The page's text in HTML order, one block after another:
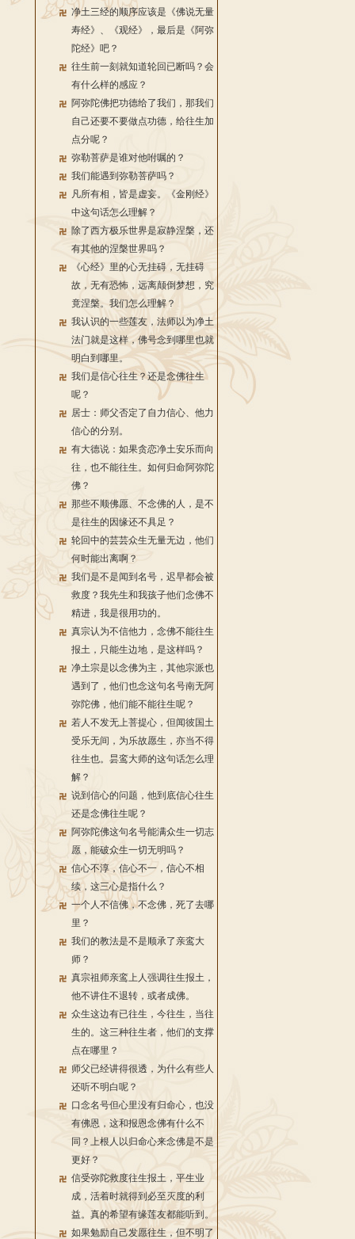
净土三经的顺序应该是《佛说无量
寿经》、《观经》，最后是《阿弥
陀经》吧？
往生前一刻就知道轮回已断吗？会
有什么样的感应？
阿弥陀佛把功德给了我们，那我们
自己还要不要做点功德，给往生加
点分呢？
弥勒菩萨是谁对他咐嘱的？
我们能遇到弥勒菩萨吗？
凡所有相，皆是虚妄。《金刚经》
中这句话怎么理解？
除了西方极乐世界是寂静涅槃，还
有其他的涅槃世界吗？
《心经》里的心无挂碍，无挂碍
故，无有恐怖，远离颠倒梦想，究
竟涅槃。我们怎么理解？
我认识的一些莲友，法师以为净土
法门就是这样，佛号念到哪里也就
明白到哪里。
我们是信心往生？还是念佛往生
呢？
居士：师父否定了自力信心、他力
信心的分别。
有大德说：如果贪恋净土安乐而向
往，也不能往生。如何归命阿弥陀
佛？
那些不顺佛愿、不念佛的人，是不
是往生的因缘还不具足？
轮回中的芸芸众生无量无边，他们
何时能出离啊？
我们是不是闻到名号，迟早都会被
救度？我先生和我孩子他们念佛不
精进，我是很用功的。
真宗认为不信他力，念佛不能往生
报土，只能生边地，是这样吗？
净土宗是以念佛为主，其他宗派也
遇到了，他们也念这句名号南无阿
弥陀佛，他们能不能往生呢？
若人不发无上菩提心，但闻彼国土
受乐无间，为乐故愿生，亦当不得
往生也。昙鸾大师的这句话怎么理
解？
说到信心的问题，他到底信心往生
还是念佛往生呢？
阿弥陀佛这句名号能满众生一切志
愿，能破众生一切无明吗？
信心不淳，信心不一，信心不相
续，这三心是指什么？
一个人不信佛，不念佛，死了去哪
里？
我们的教法是不是顺承了亲鸾大
师？
真宗祖师亲鸾上人强调往生报土，
他不讲住不退转，或者成佛。
众生这边有已往生，今往生，当往
生的。这三种往生者，他们的支撑
点在哪里？
师父已经讲得很透，为什么有些人
还听不明白呢？
口念名号但心里没有归命心，也没
有佛恩，这和报恩念佛有什么不
同？上根人以归命心来念佛是不是
更好？
信受弥陀救度往生报土，平生业
成，活着时就得到必至灭度的利
益。真的希望有缘莲友都能听到。
如果勉励自己发愿往生，但不明了